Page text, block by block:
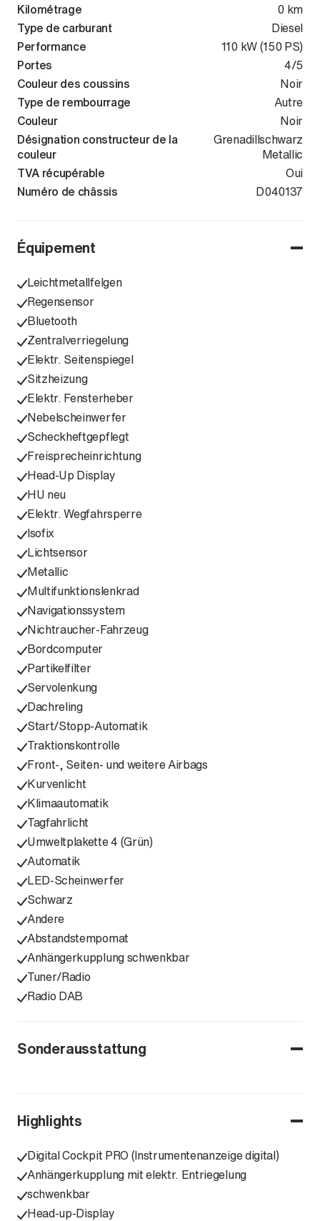
Kilométrage
0 km
Type de carburant
Diesel
Performance
110 kW (150 PS)
Portes
4/5
Couleur des coussins
Noir
Type de rembourrage
Autre
Couleur
Noir
Désignation constructeur de la
couleur
Grenadillschwarz
Metallic
TVA récupérable
Oui
Numéro de châssis
D040137
Équipement
Leichtmetallfelgen
Regensensor
Bluetooth
Zentralverriegelung
Elektr. Seitenspiegel
Sitzheizung
Elektr. Fensterheber
Nebelscheinwerfer
Scheckheftgepflegt
Freisprecheinrichtung
Head-Up Display
HU neu
Elektr. Wegfahrsperre
Isofix
Lichtsensor
Metallic
Multifunktionslenkrad
Navigationssystem
Nichtraucher-Fahrzeug
Bordcomputer
Partikelfilter
Servolenkung
Dachreling
Start/Stopp-Automatik
Traktionskontrolle
Front-, Seiten- und weitere Airbags
Kurvenlicht
Klimaautomatik
Tagfahrlicht
Umweltplakette 4 (Grün)
Automatik
LED-Scheinwerfer
Schwarz
Andere
Abstandstempomat
Anhängerkupplung schwenkbar
Tuner/Radio
Radio DAB
Sonderausstattung
Highlights
Digital Cockpit PRO (Instrumentenanzeige digital)
Anhängerkupplung mit elektr. Entriegelung
schwenkbar
Head-up-Display